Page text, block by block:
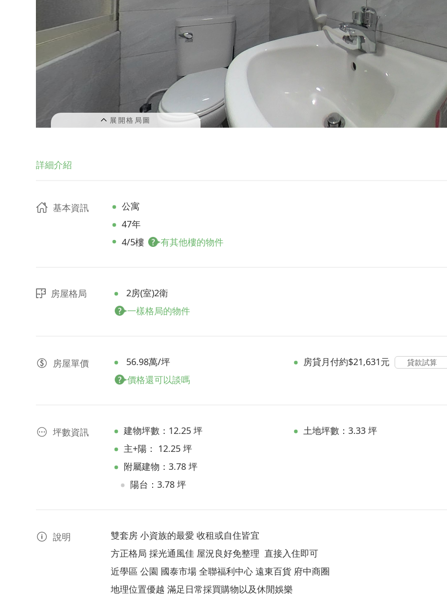
詳細介紹
基本資訊
公寓
47年
4/5樓
有其他樓的物件
房屋格局
2房(室)2衛
一樣格局的物件
房屋單價
56.98萬/坪
價格還可以談嗎
房貸 月付約$21,631元 貸款試算
坪數資訊
建物坪數：12.25 坪
主+陽： 12.25 坪
附屬建物：3.78 坪
陽台：3.78 坪
土地坪數：3.33 坪
說明
雙套房 小資族的最愛 收租或自住皆宜
方正格局 採光通風佳 屋況良好免整理 直接入住即可
近學區 公園 國泰市場 全聯福利中心 遠東百貨 府中商圈
地理位置優越 滿足日常採買購物以及休閒娛樂